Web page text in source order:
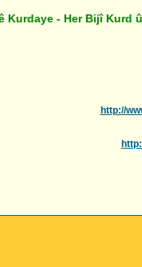
- Her Bijî Kurd û
http://